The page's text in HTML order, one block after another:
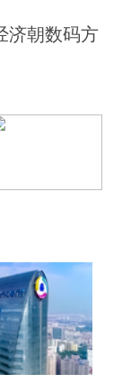
济朝数码方